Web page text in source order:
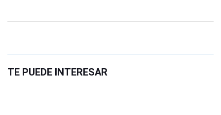
TE PUEDE INTERESAR